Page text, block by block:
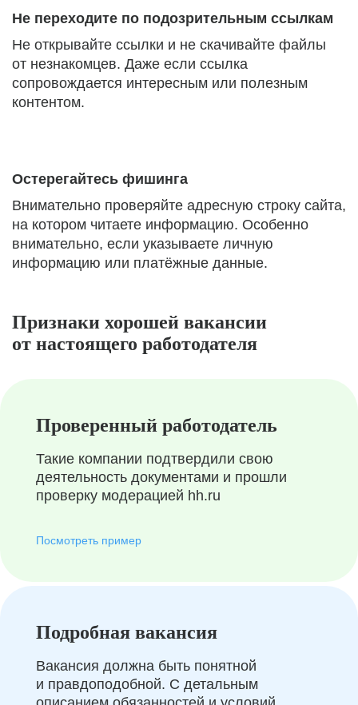
Не переходите по подозрительным ссылкам
Не открывайте ссылки и не скачивайте файлы
от незнакомцев. Даже если ссылка
сопровождается интересным или полезным
контентом.
Остерегайтесь фишинга
Внимательно проверяйте адресную строку сайта,
на котором читаете информацию. Особенно
внимательно, если указываете личную
информацию или платёжные данные.
Признаки хорошей вакансии
от настоящего работодателя
Проверенный работодатель
Такие компании подтвердили свою
деятельность документами и прошли
проверку модерацией hh.ru
Посмотреть пример
Подробная вакансия
Вакансия должна быть понятной
и правдоподобной. С детальным